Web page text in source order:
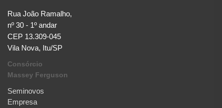
Rua João Ramalho,
nº 30 - 1º andar
CEP 13.309-045
Vila Nova, Itu/SP
Consórcio
Massey Ferguson
Seminovos
Empresa